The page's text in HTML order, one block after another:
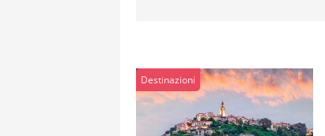
Destinazioni